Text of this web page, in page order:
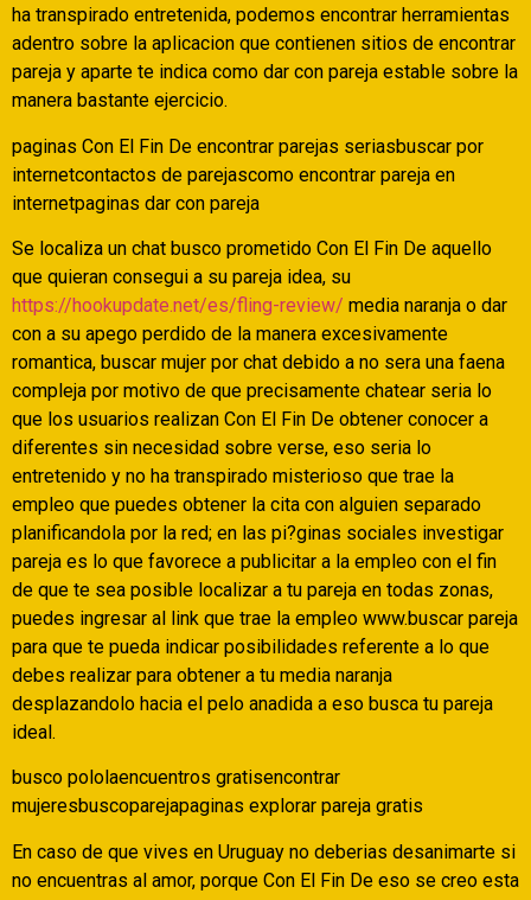
ha transpirado entretenida, podemos encontrar herramientas
adentro sobre la aplicacion que contienen sitios de encontrar
pareja y aparte te indica como dar con pareja estable sobre la
manera bastante ejercicio.
paginas Con El Fin De encontrar parejas seriasbuscar por
internetcontactos de parejascomo encontrar pareja en
internetpaginas dar con pareja
Se localiza un chat busco prometido Con El Fin De aquello
que quieran consegui a su pareja idea, su
https://hookupdate.net/es/fling-review/ media naranja o dar
con a su apego perdido de la manera excesivamente
romantica, buscar mujer por chat debido a no sera una faena
compleja por motivo de que precisamente chatear seri­a lo
que los usuarios realizan Con El Fin De obtener conocer a
diferentes sin necesidad sobre verse, eso seri­a lo
entretenido y no ha transpirado misterioso que trae la
empleo que puedes obtener la cita con alguien separado
planificandola por la red; en las pi?ginas sociales investigar
pareja es lo que favorece a publicitar a la empleo con el fin
de que te sea posible localizar a tu pareja en todas zonas,
puedes ingresar al link que trae la empleo www.buscar pareja
para que te pueda indicar posibilidades referente a lo que
debes realizar para obtener a tu media naranja
desplazandolo hacia el pelo anadida a eso busca tu pareja
ideal.
busco pololaencuentros gratisencontrar
mujeresbuscoparejapaginas explorar pareja gratis
En caso de que vives en Uruguay no deberias desanimarte si
no encuentras al amor, porque Con El Fin De eso se creo esta